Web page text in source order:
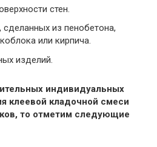
стен.
из пенобетона,
или кирпича.
изделий.
индивидуальных
клеевой кладочной смеси
то отметим следующие